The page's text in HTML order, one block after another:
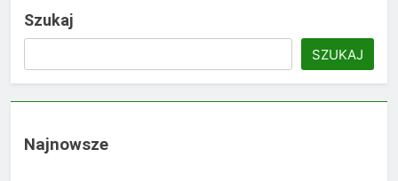
Szukaj
SZUKAJ
Najnowsze